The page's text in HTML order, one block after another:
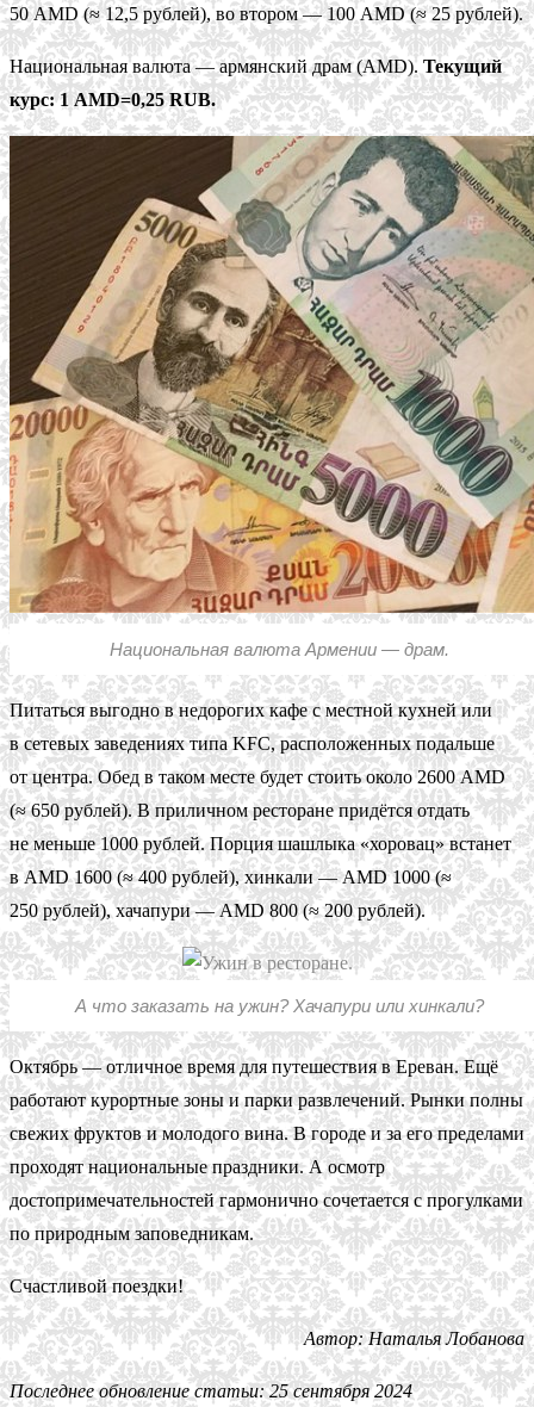
50 AMD (≈ 12,5 рублей), во втором — 100 AMD (≈ 25 рублей).
Национальная валюта — армянский драм (AMD). Текущий
курс: 1 AMD=0,25 RUB.
Национальная валюта Армении — драм.
Питаться выгодно в недорогих кафе с местной кухней или
в сетевых заведениях типа KFC, расположенных подальше
от центра. Обед в таком месте будет стоить около 2600 AMD
(≈ 650 рублей). В приличном ресторане придётся отдать
не меньше 1000 рублей. Порция шашлыка «хоровац» встанет
в AMD 1600 (≈ 400 рублей), хинкали — AMD 1000 (≈
250 рублей), хачапури — AMD 800 (≈ 200 рублей).
А что заказать на ужин? Хачапури или хинкали?
Октябрь — отличное время для путешествия в Ереван. Ещё
работают курортные зоны и парки развлечений. Рынки полны
свежих фруктов и молодого вина. В городе и за его пределами
проходят национальные праздники. А осмотр
достопримечательностей гармонично сочетается с прогулками
по природным заповедникам.
Счастливой поездки!
Автор: Наталья Лобанова
Последнее обновление статьи: 25 сентября 2024